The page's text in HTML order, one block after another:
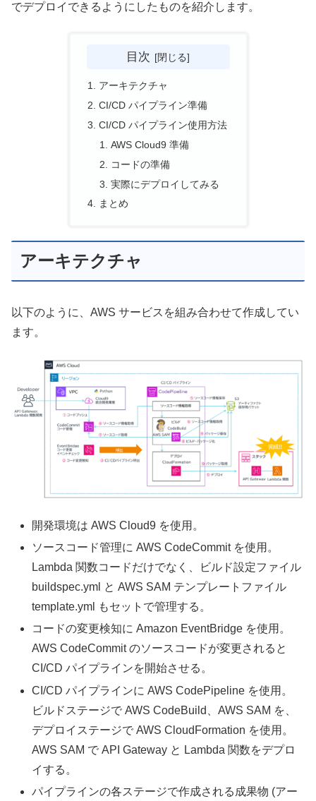
でデプロイできるようにしたものを紹介します。
目次
アーキテクチャ
CI/CD パイプライン準備
CI/CD パイプライン使用方法
AWS Cloud9 準備
コードの準備
実際にデプロイしてみる
まとめ
アーキテクチャ
以下のように、AWS サービスを組み合わせて作成してい
ます。
開発環境は AWS Cloud9 を使用。
ソースコード管理に AWS CodeCommit を使用。
Lambda 関数コードだけでなく、ビルド設定ファイル
buildspec.yml と AWS SAM テンプレートファイル
template.yml もセットで管理する。
コードの変更検知に Amazon EventBridge を使用。
AWS CodeCommit のソースコードが変更されると
CI/CD パイプラインを開始させる。
CI/CD パイプラインに AWS CodePipeline を使用。
ビルドステージで AWS CodeBuild、AWS SAM を、
デプロイステージで AWS CloudFormation を使用。
AWS SAM で API Gateway と Lambda 関数をデプロ
イする。
パイプラインの各ステージで作成される成果物 (アー